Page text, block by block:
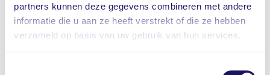
partners kunnen deze gegevens combineren met andere
informatie die u aan ze heeft verstrekt of die ze hebben
verzameld op basis van uw gebruik van hun services.